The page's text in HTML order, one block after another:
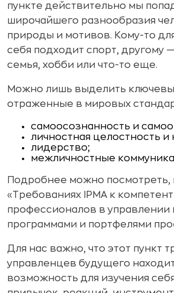
пункте действительно мы
широчайшего разнообразия
природы и мотивов. Кому-то
себя подходит спорт, другому
семья, хобби или что-то еще.
Можно лишь выделить
отраженные в мировых
самоосознанность и
личностная целостность
лидерство;
межличностные
Подробнее можно посмотреть,
«Требованиях IPMA к
профессионалов в управлении
программами и портфелями
Для нас важно, что этот пункт
управленцев будущего
возможность для изучения